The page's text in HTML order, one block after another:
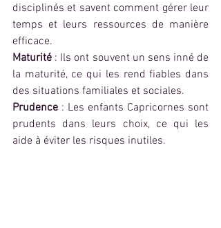
disciplinés et savent comment gérer leur
temps et leurs ressources de manière
efficace.
Maturité : Ils ont souvent un sens inné de
la maturité, ce qui les rend fiables dans
des situations familiales et sociales.
Prudence : Les enfants Capricornes sont
prudents dans leurs choix, ce qui les
aide à éviter les risques inutiles.